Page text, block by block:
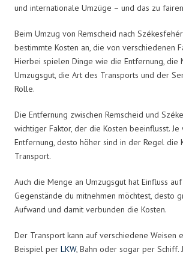
und internationale Umzüge – und das zu
Beim Umzug von Remscheid nach
bestimmte Kosten an, die von verschiedenen
Hierbei spielen Dinge wie die Entfernung, die
Umzugsgut, die Art des Transports und der
Rolle.
Die Entfernung zwischen Remscheid und
wichtiger Faktor, der die Kosten beeinflusst.
Entfernung, desto höher sind in der Regel die
Transport.
Auch die Menge an Umzugsgut hat Einfluss
Gegenstände du mitnehmen möchtest, desto
Aufwand und damit verbunden die Kosten.
Der Transport kann auf verschiedene Weisen
Beispiel per LKW, Bahn oder sogar per Schiff.